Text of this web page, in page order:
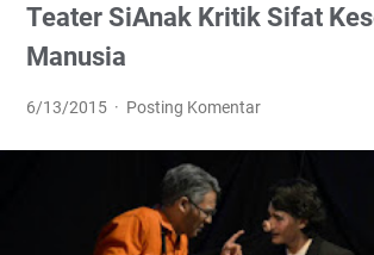
Teater SiAnak Kritik Sifat
Manusia
6/13/2015 Posting Komentar